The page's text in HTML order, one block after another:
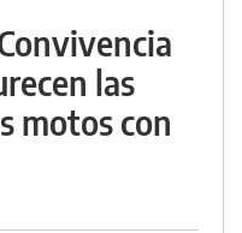
las
motos con